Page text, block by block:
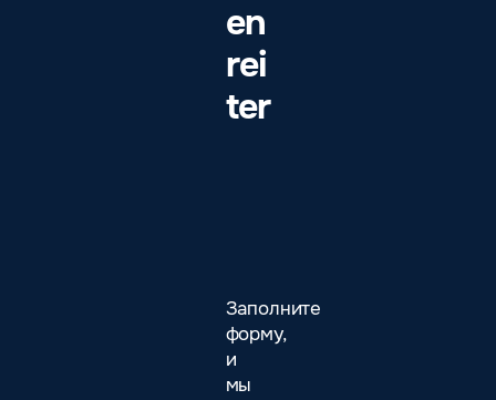
en
rei
ter
Заполните
форму,
и
мы